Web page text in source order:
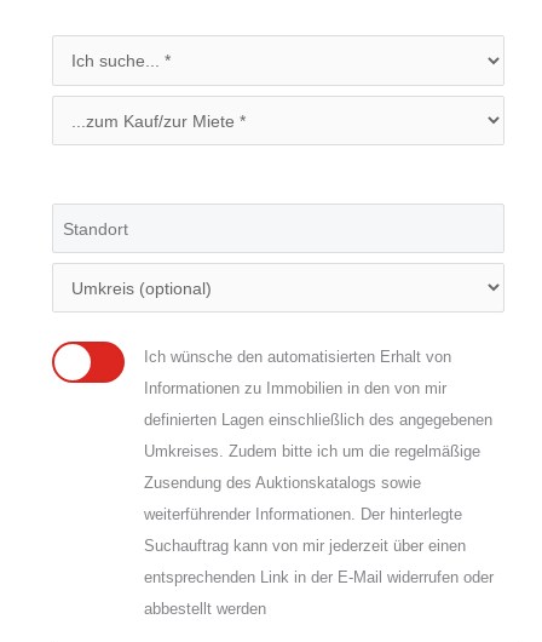
Ich wünsche den automatisierten Erhalt von
Informationen zu Immobilien in den von mir
definierten Lagen einschließlich des angegebenen
Umkreises. Zudem bitte ich um die regelmäßige
Zusendung des Auktionskatalogs sowie
weiterführender Informationen. Der hinterlegte
Suchauftrag kann von mir jederzeit über einen
entsprechenden Link in der E-Mail widerrufen oder
abbestellt werden